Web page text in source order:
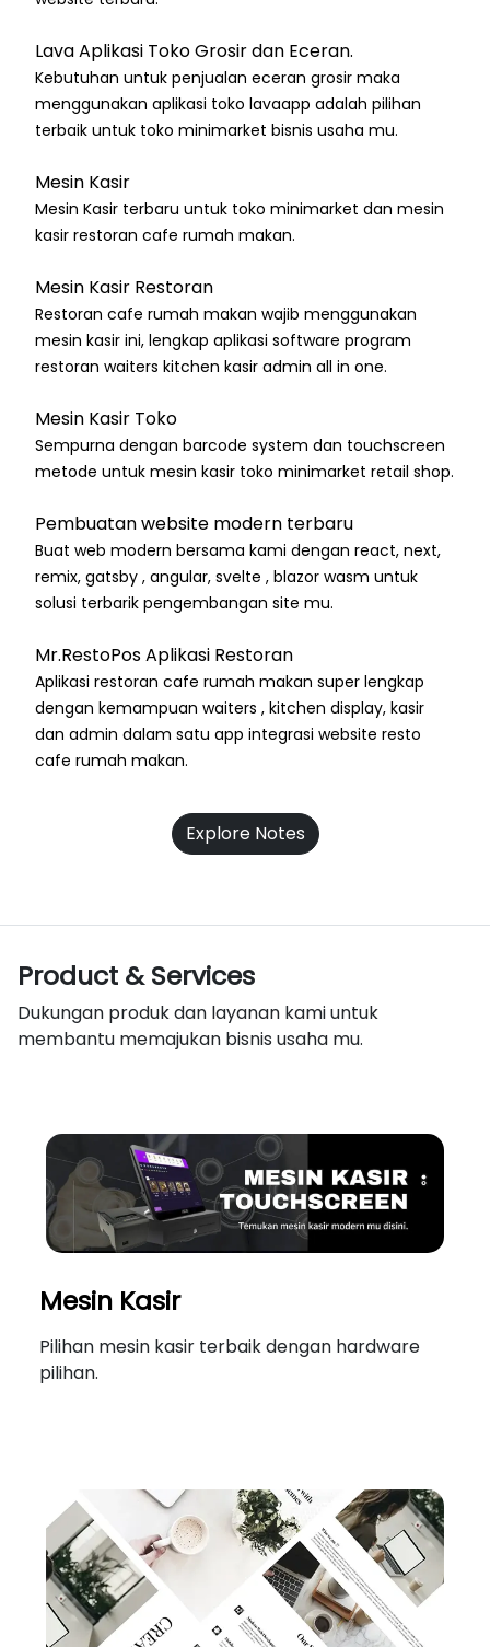
Lava Aplikasi Toko Grosir dan Eceran.
Kebutuhan untuk penjualan eceran grosir maka
menggunakan aplikasi toko lavaapp adalah pilihan
terbaik untuk toko minimarket bisnis usaha mu.
Mesin Kasir
Mesin Kasir terbaru untuk toko minimarket dan mesin
kasir restoran cafe rumah makan.
Mesin Kasir Restoran
Restoran cafe rumah makan wajib menggunakan
mesin kasir ini, lengkap aplikasi software program
restoran waiters kitchen kasir admin all in one.
Mesin Kasir Toko
Sempurna dengan barcode system dan touchscreen
metode untuk mesin kasir toko minimarket retail shop.
Pembuatan website modern terbaru
Buat web modern bersama kami dengan react, next,
remix, gatsby , angular, svelte , blazor wasm untuk
solusi terbarik pengembangan site mu.
Mr.RestoPos Aplikasi Restoran
Aplikasi restoran cafe rumah makan super lengkap
dengan kemampuan waiters , kitchen display, kasir
dan admin dalam satu app integrasi website resto
cafe rumah makan.
Explore Notes
Product & Services
Dukungan produk dan layanan kami untuk
membantu memajukan bisnis usaha mu.
Mesin Kasir
Pilihan mesin kasir terbaik dengan hardware
pilihan.